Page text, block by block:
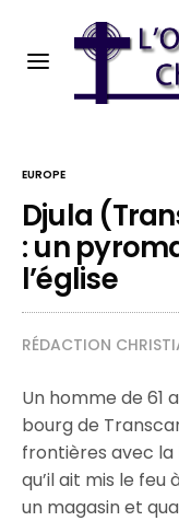
EUROPE
Djula
: un
l’église
RÉDACTION
Un homme de 61
bourg de
frontières avec la
qu’il ait mis le feu
un magasin et